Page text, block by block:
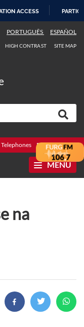
ACCESS
PORTUGUÊS ESPAÑOL
HIGH CONTRAST SITE MAP
Telephones Bidding
MENU
na